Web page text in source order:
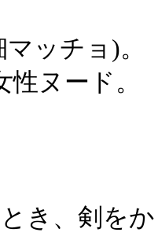
ッチョ)。
性ヌード。
き、剣を